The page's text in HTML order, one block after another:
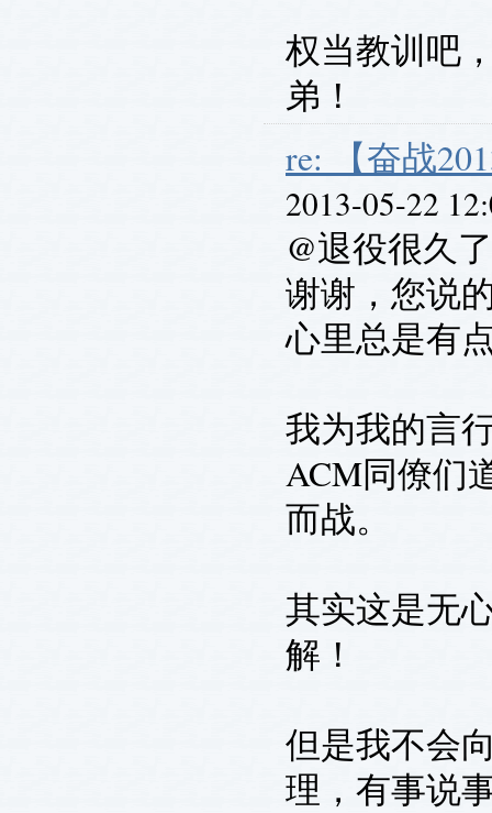
权当教训吧
弟！
re: 【奋战
2013-05-22
@退役很久了
谢谢，您说
心里总是有
我为我的言
ACM同僚们
而战。
其实这是无
解！
但是我不会
理，有事说